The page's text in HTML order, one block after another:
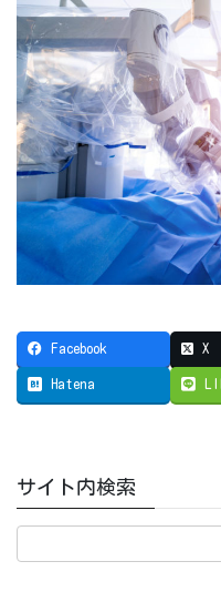
Facebook X
Hatena
サイト内検索